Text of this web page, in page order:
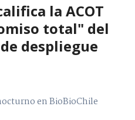
la ACOT
total" del
despliegue
en BioBioChile